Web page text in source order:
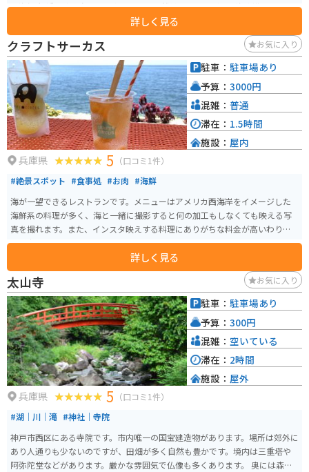
石海峡大 橋や淡路島、瀬戸内を行き交う船舶を眺めながら、海水浴とバーベ
キューを同時に楽しむことが出来る関西では数少ない海水浴場です。 江井ヶ
島海岸（海水浴場）より東側で、同じ兵庫県明石市にある「林崎松江海岸
（海水浴場）」より人が少なく静かなので、穴場的BBQ＆海水浴場スポット
です。
詳しく見る
クラフトサーカス お気に入り
兵庫県 5 （口コミ1件）
#絶景スポット #食事処 #お肉 #海鮮
海が一望できるレストランです。メニューはアメリカ西海岸をイメージした
海鮮系の料理が多く、海と一緒に撮影すると何の加工もしなくても映える写
真を撮れます。また、インスタ映えする料理にありがちな料金が高いわりに
量が少ないということもなく、かなりお腹いっぱい食べられます。
詳しく見る
駐車： 駐車場あり
予算： 3000円
混雑： 普通
滞在： 1.5時間
施設： 屋内
太山寺 お気に入り
兵庫県 5 （口コミ1件）
#湖｜川｜滝 #神社｜寺院
神戸市西区にある寺院です。市内唯一の国宝建造物があります。場所は郊外に
あり人通りも少ないのですが、田畑が多く自然も豊かです。境内は三重塔や
阿弥陀堂などがあります。厳かな雰囲気で仏像も多くあります。 奥には森林
駐車： 駐車場あり
予算： 300円
混雑： 空いている
滞在： 2時間
施設： 屋外